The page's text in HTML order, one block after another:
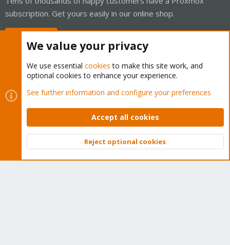
subscription. Get yours easily in our online shop.
Cookies
Proxmox Support Forum - Light Mode
Contact us
Terms and rules Privacy policy Help Home
Community platform by XenForo © 2010-2026 XenForo Ltd.
Top
We value your privacy
We use essential cookies to make this site work, and
optional cookies to enhance your experience.
See further information and configure your preferences
Accept all cookies
Reject optional cookies